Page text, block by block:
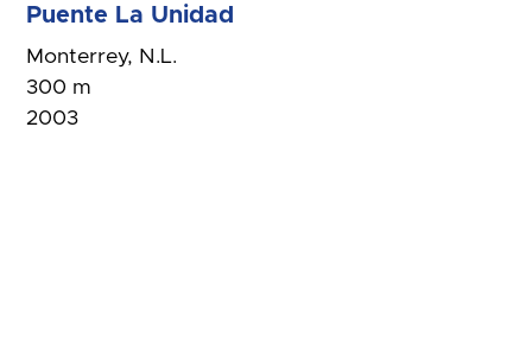
Puente La Unidad
Monterrey, N.L.
300 m
2003